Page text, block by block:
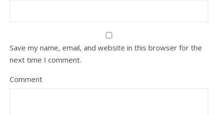
Save my name, email, and website in this browser for the
next time I comment.
Comment